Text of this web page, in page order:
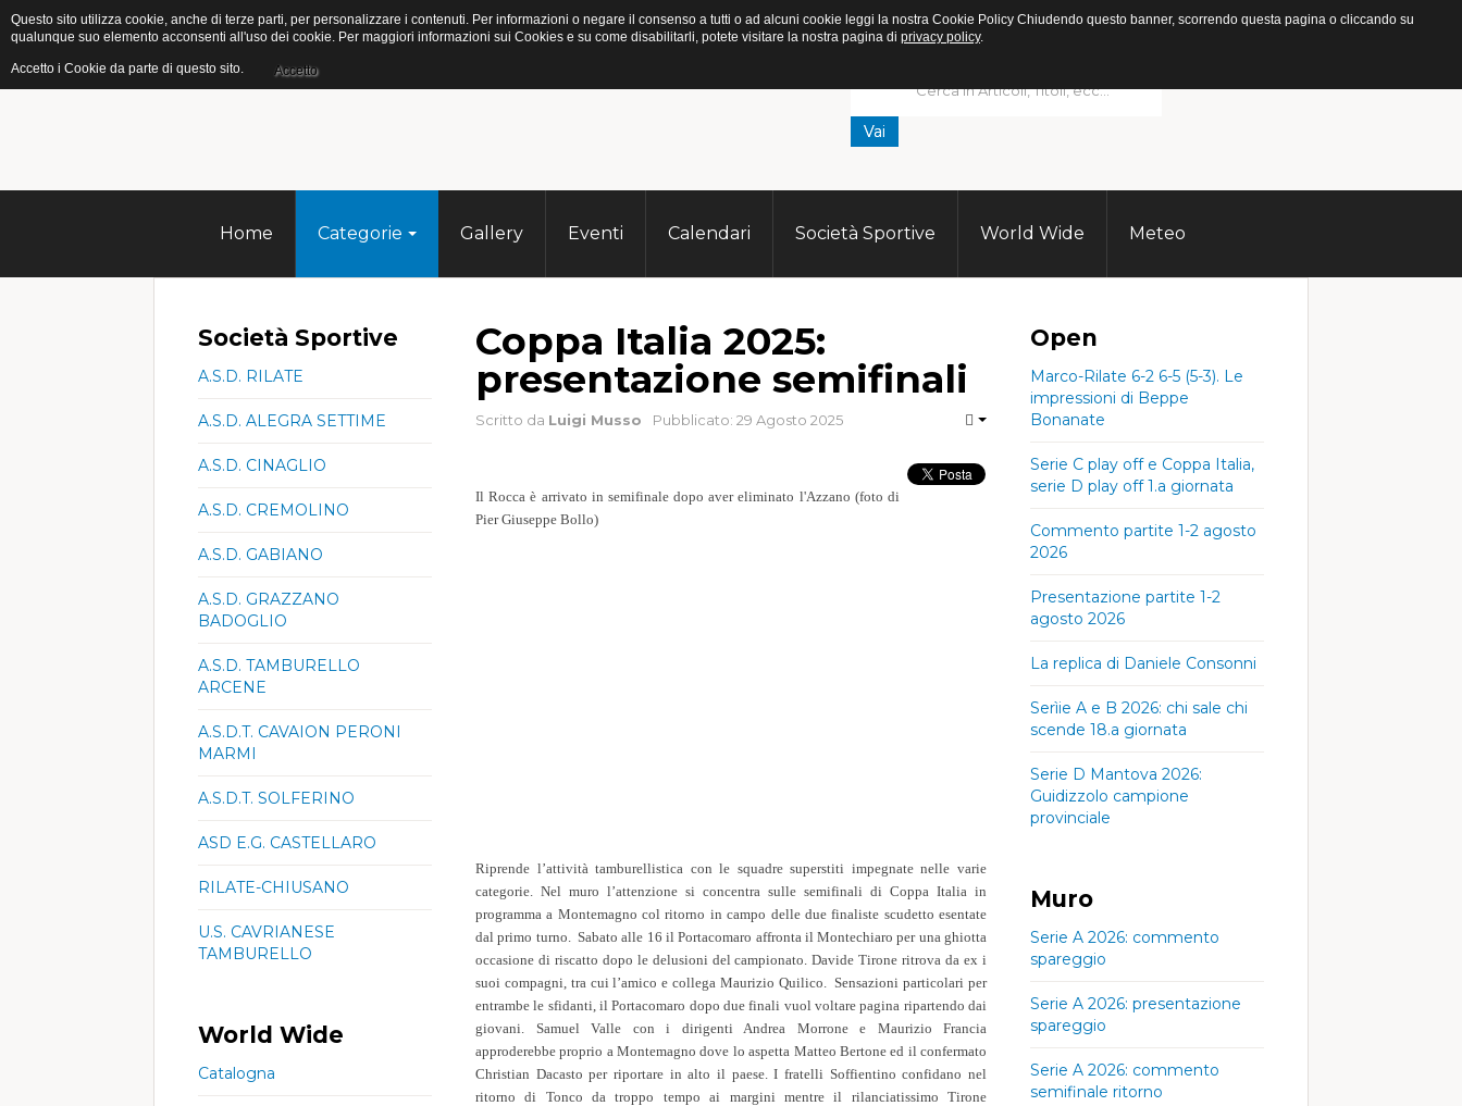
Vai
Home Categorie Gallery Eventi Calendari Società Sportive World Wide Meteo
Coppa Italia 2025:
presentazione semifinali
Scritto da Luigi Musso Pubblicato: 29 Agosto 2025
Il Rocca è arrivato in semifinale dopo aver eliminato l'Azzano (foto di
Pier Giuseppe Bollo)
Riprende l’attività tamburellistica con le squadre superstiti impegnate nelle varie
categorie. Nel muro l’attenzione si concentra sulle semifinali di Coppa Italia in
programma a Montemagno col ritorno in campo delle due finaliste scudetto esentate
dal primo turno. Sabato alle 16 il Portacomaro affronta il Montechiaro per una ghiotta
occasione di riscatto dopo le delusioni del campionato. Davide Tirone ritrova da ex i
suoi compagni, tra cui l’amico e collega Maurizio Quilico. Sensazioni particolari per
entrambe le sfidanti, il Portacomaro dopo due finali vuol voltare pagina ripartendo dai
giovani. Samuel Valle con i dirigenti Andrea Morrone e Maurizio Francia
approderebbe proprio a Montemagno dove lo aspetta Matteo Bertone ed il confermato
Christian Dacasto per riportare in alto il paese. I fratelli Soffientino confidano nel
ritorno di Tonco da troppo tempo ai margini mentre il rilanciatissimo Tirone
Società Sportive
A.S.D. RILATE
A.S.D. ALEGRA SETTIME
A.S.D. CINAGLIO
A.S.D. CREMOLINO
A.S.D. GABIANO
A.S.D. GRAZZANO
BADOGLIO
A.S.D. TAMBURELLO
ARCENE
A.S.D.T. CAVAION PERONI
MARMI
A.S.D.T. SOLFERINO
ASD E.G. CASTELLARO
RILATE-CHIUSANO
U.S. CAVRIANESE
TAMBURELLO
World Wide
Catalogna
Open
Marco-Rilate 6-2 6-5 (5-3). Le
impressioni di Beppe
Bonanate
Serie C play off e Coppa Italia,
serie D play off 1.a giornata
Commento partite 1-2 agosto
2026
Presentazione partite 1-2
agosto 2026
La replica di Daniele Consonni
Serìie A e B 2026: chi sale chi
scende 18.a giornata
Serie D Mantova 2026:
Guidizzolo campione
provinciale
Muro
Serie A 2026: commento
spareggio
Serie A 2026: presentazione
spareggio
Serie A 2026: commento
semifinale ritorno
Questo sito utilizza cookie, anche di terze parti, per personalizzare i contenuti. Per informazioni o negare il consenso a tutti o ad alcuni cookie leggi la nostra Cookie Policy Chiudendo questo banner, scorrendo questa pagina o cliccando su
qualunque suo elemento acconsenti all'uso dei cookie. Per maggiori informazioni sui Cookies e su come disabilitarli, potete visitare la nostra pagina di privacy policy.
Accetto i Cookie da parte di questo sito. Accetto